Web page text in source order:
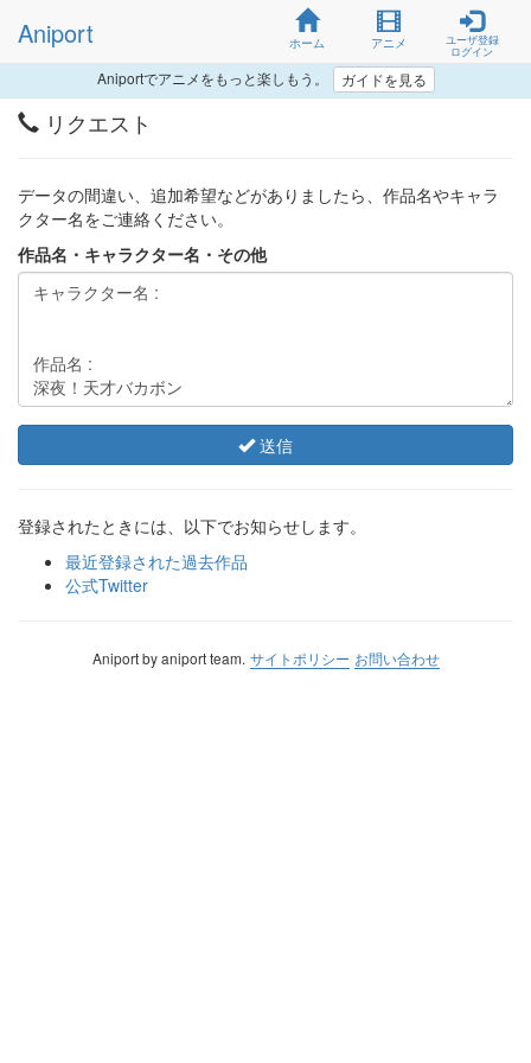
Aniport ホーム アニメ
ユーザ登録
ログイン
Aniportでアニメをもっと楽しもう。 ガイドを見る
リクエスト
データの間違い、追加希望などがありましたら、作品名やキャラ
クター名をご連絡ください。
作品名・キャラクター名・その他
送信
登録されたときには、以下でお知らせします。
最近登録された過去作品
公式Twitter
Aniport by aniport team. サイトポリシー お問い合わせ